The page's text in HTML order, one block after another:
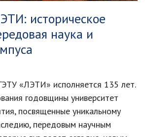
историческое
наука и
«ЛЭТИ» исполняется 135 лет.
годовщины университет
посвященные уникальному
передовым научным